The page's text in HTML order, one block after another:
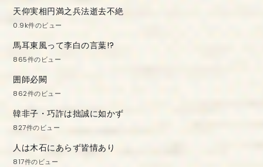
天仰実相円満之兵法逝去不絶
0.9k件のビュー
馬耳東風って李白の言葉!?
865件のビュー
囲師必闕
862件のビュー
韓非子・巧詐は拙誠に如かず
827件のビュー
人は木石にあらず皆情あり
817件のビュー